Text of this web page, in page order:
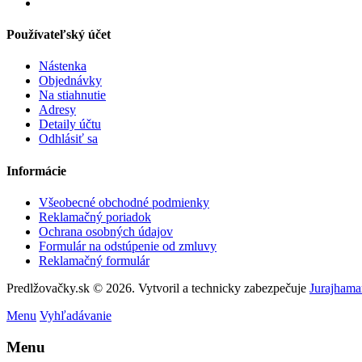
Používateľský účet
Nástenka
Objednávky
Na stiahnutie
Adresy
Detaily účtu
Odhlásiť sa
Informácie
Všeobecné obchodné podmienky
Reklamačný poriadok
Ochrana osobných údajov
Formulár na odstúpenie od zmluvy
Reklamačný formulár
Predlžovačky.sk © 2026. Vytvoril a technicky zabezpečuje
Menu Vyhľadávanie
Menu